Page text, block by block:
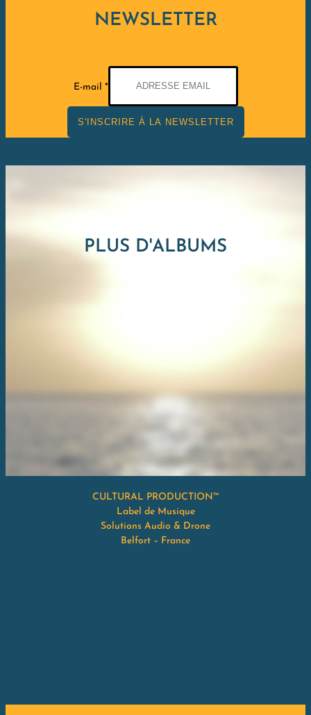
NEWSLETTER
E-mail *
S'INSCRIRE À LA NEWSLETTER
PLUS D'ALBUMS
CULTURAL PRODUCTION™
Label de Musique
Solutions Audio & Drone
Belfort – France